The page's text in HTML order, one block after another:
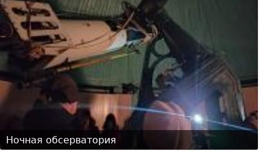
Ночная обсерватория